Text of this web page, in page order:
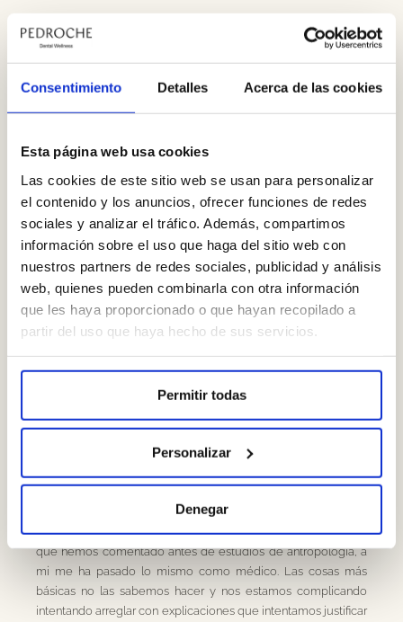
Consentimiento Detalles Acerca de las cookies
Esta página web usa cookies
Las cookies de este sitio web se usan para personalizar
el contenido y los anuncios, ofrecer funciones de redes
sociales y analizar el tráfico. Además, compartimos
información sobre el uso que haga del sitio web con
nuestros partners de redes sociales, publicidad y análisis
web, quienes pueden combinarla con otra información
que les haya proporcionado o que hayan recopilado a
partir del uso que haya hecho de sus servicios.
Permitir todas
Personalizar
Denegar
niveles más altos de estrés podemos notar temblores.
cuerpo le está faltando oxígeno porque se produce una
vasoconstricción, y una mejor capacidad respiratoria, puede
más desagradables a la hora de enfrentarnos al estrés, es esa
sensación de temblor que es un efecto secundario de la
vasoconstricción. Y al final, la forma de lidiar con eso, es saber
respirar. Si sabes respirar, vas a saber controlar esas respuestas
del estrés.
Lo que nadie te enseña
me hubiese dicho que lo más importante que nos tienen que
enseñar es a respirar, me hubiera quedado bastante
y que lo hacemos bien.
eso, lo estamos haciendo mal, y la misma sorpresa que te has
llevado tu cuando has visto que lo natural se ha perdido por lo
que hemos comentado antes de estudios de antropología, a
mi me ha pasado lo mismo como médico. Las cosas más
básicas no las sabemos hacer y nos estamos complicando
intentando arreglar con explicaciones que intentamos justificar